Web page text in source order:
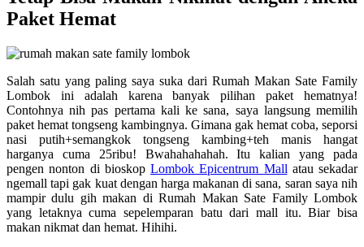
Paket Hemat
Salah satu yang paling saya suka dari Rumah Makan Sate Family
Lombok ini adalah karena banyak pilihan paket hematnya!
Contohnya nih pas pertama kali ke sana, saya langsung memilih
paket hemat tongseng kambingnya. Gimana gak hemat coba, seporsi
nasi putih+semangkok tongseng kambing+teh manis hangat
harganya cuma 25ribu! Bwahahahahah. Itu kalian yang pada
pengen nonton di bioskop Lombok Epicentrum Mall atau sekadar
ngemall tapi gak kuat dengan harga makanan di sana, saran saya nih
mampir dulu gih makan di Rumah Makan Sate Family Lombok
yang letaknya cuma sepelemparan batu dari mall itu. Biar bisa
makan nikmat dan hemat. Hihihi.